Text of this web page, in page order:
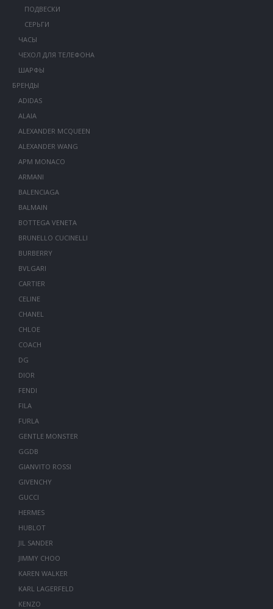
ПОДВЕСКИ
СЕРЬГИ
ЧАСЫ
ЧЕХОЛ ДЛЯ ТЕЛЕФОНА
ШАРФЫ
БРЕНДЫ
ADIDAS
ALAIA
ALEXANDER MCQUEEN
ALEXANDER WANG
APM MONACO
ARMANI
BALENCIAGA
BALMAIN
BOTTEGA VENETA
BRUNELLO CUCINELLI
BURBERRY
BVLGARI
CARTIER
CELINE
CHANEL
CHLOE
COACH
DG
DIOR
FENDI
FILA
FURLA
GENTLE MONSTER
GGDB
GIANVITO ROSSI
GIVENCHY
GUCCI
HERMES
HUBLOT
JIL SANDER
JIMMY CHOO
KAREN WALKER
KARL LAGERFELD
KENZO